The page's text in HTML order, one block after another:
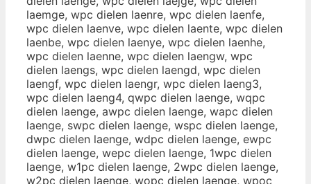
laemge, wpc dielen laenre, wpc dielen laenfe,
wpc dielen laenve, wpc dielen laente, wpc dielen
laenbe, wpc dielen laenye, wpc dielen laenhe,
wpc dielen laenne, wpc dielen laengw, wpc
dielen laengs, wpc dielen laengd, wpc dielen
laengf, wpc dielen laengr, wpc dielen laeng3,
wpc dielen laeng4, qwpc dielen laenge, wqpc
dielen laenge, awpc dielen laenge, wapc dielen
laenge, swpc dielen laenge, wspc dielen laenge,
dwpc dielen laenge, wdpc dielen laenge, ewpc
dielen laenge, wepc dielen laenge, 1wpc dielen
laenge, w1pc dielen laenge, 2wpc dielen laenge,
w2pc dielen laenge, wopc dielen laenge, wpoc